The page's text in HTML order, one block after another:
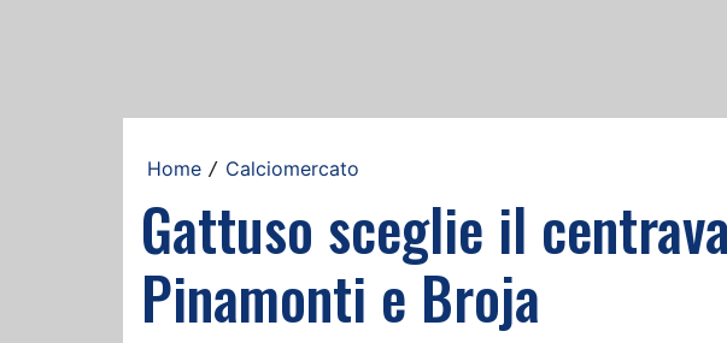
Home / Calciomercato
Gattuso sceglie il
Pinamonti e Broja